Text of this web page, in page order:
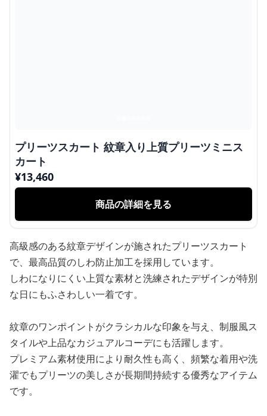
プリーツスカート 紋章入り上質プリーツミニス
カート
¥13,460
商品の詳細を見る
高級感のある紋章デザインが施されたプリーツスカート
で、最高品質のしわ防止加工を採用しています。
しわになりにくい上質な素材と洗練されたデザインが特別
な日にもふさわしい一着です。
紋章のワンポイントがクラシカルな印象を与え、制服風ス
タイルや上品なカジュアルコーデにも活躍します。
プレミアム素材使用により耐久性も高く、頻繁な着用や洗
濯でもプリーツの美しさが長期間持続する優秀なアイテム
です。